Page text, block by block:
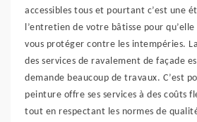
accessibles tous et pourtant c’est une
l’entretien de votre bâtisse pour
vous protéger contre les intempéries.
des services de ravalement de façade
demande beaucoup de travaux. C’est
peinture offre ses services à des coûts
tout en respectant les normes de